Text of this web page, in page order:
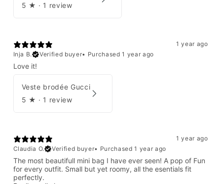
5 ★ · 1 review
1 year ago
Inja B.
Verified buyer• Purchased 1 year ago
Love it!
Veste brodée Gucci
5 ★ · 1 review
1 year ago
Claudia O.
Verified buyer• Purchased 1 year ago
The most beautifull mini bag I have ever seen! A pop of Fun
for every outfit. Small but yet roomy, all the esentials fit
perfectly.